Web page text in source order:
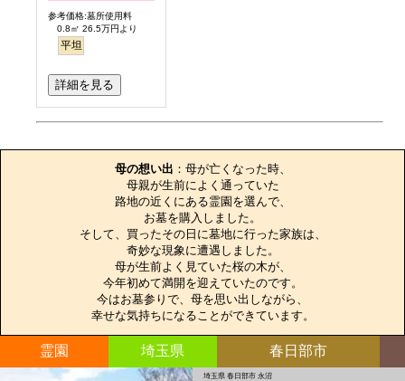
参考価格:墓所使用料
0.8㎡ 26.5万円より
平坦
詳細を見る
母の想い出 ：母が亡くなった時、
母親が生前によく通っていた
路地の近くにある霊園を選んで、
お墓を購入しました。
そして、買ったその日に墓地に行った家族は、
奇妙な現象に遭遇しました。
母が生前よく見ていた桜の木が、
今年初めて満開を迎えていたのです。
今はお墓参りで、母を思い出しながら、
幸せな気持ちになることができています。
霊園 埼玉県 春日部市
埼玉県 春日部市 永沼